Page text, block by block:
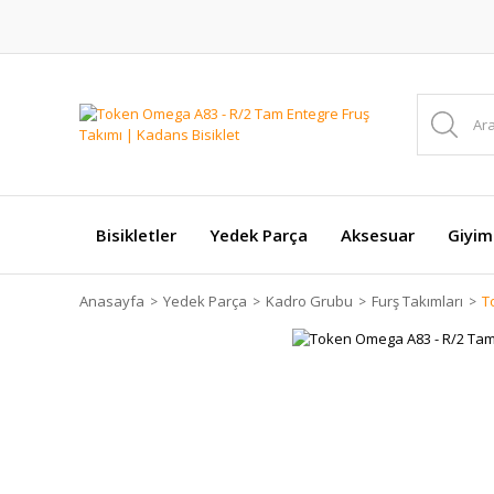
Bisikletler Yedek Parça Aksesuar Giyim
Anasayfa Yedek Parça Kadro Grubu Furş Takımları